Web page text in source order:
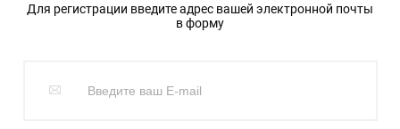
Для регистрации введите адрес вашей электронной почты
в форму